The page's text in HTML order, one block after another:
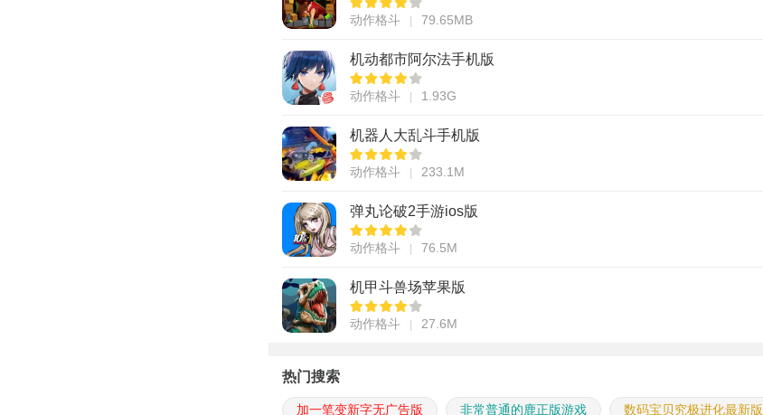
动作格斗 79.65MB
机动都市阿尔法手机版
动作格斗 1.93G
机器人大乱斗手机版
动作格斗 233.1M
弹丸论破2手游ios版
动作格斗 76.5M
机甲斗兽场苹果版
动作格斗 27.6M
热门搜索
加一笔变新字无广告版 非常普通的鹿正版游戏 数码宝贝究极进化最新版